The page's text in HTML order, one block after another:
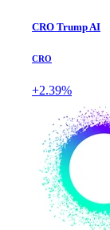
CRO Trump AI
CRO
+2.39%